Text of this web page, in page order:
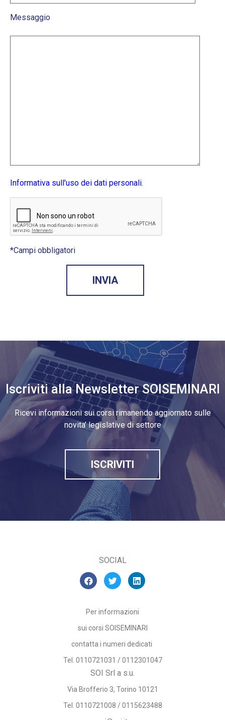
Messaggio
Informativa sull'uso dei dati personali.
*Campi obbligatori
Iscriviti alla Newsletter SOISEMINARI
Ricevi informazioni sui corsi rimanendo aggiornato sulle
novita’ legislative di settore
ISCRIVITI
SOCIAL
Per informazioni
sui corsi SOISEMINARI
contatta i numeri dedicati
Tel. 0110721031 / 0112301047
SOI Srl a s.u.
Via Brofferio 3, Torino 10121
Tel. 0110721008 / 0115623488